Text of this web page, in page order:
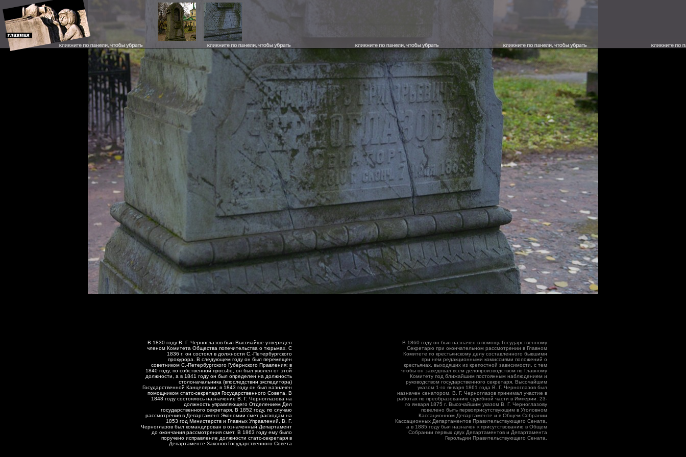
В 1830 году В. Г. Черноглазов был Высочайше утвержден
членом Комитета Общества попечительства о тюрьмах. С
1836 г. он состоял в должности С.-Петербургского
прокурора. В следующем году он был перемещен
советником С.-Петербургского Губернского Правления; в
1840 году, по собственной просьбе, он был уволен от этой
должности, а в 1841 году он был определен на должность
столоначальника (впоследствии экспедитора)
Государственной Канцелярии; в 1843 году он был назначен
помощником статс-секретаря Государственного Совета. В
1848 году состоялось назначение В. Г. Черноглазова на
должность управляющего Отделением Дел
государственного секретаря. В 1852 году, по случаю
рассмотрения в Департамент Экономии смет расходам на
1853 год Министерств и Главных Управлений, В. Г.
Черноглазов был командирован в означенный Департамент
до окончания рассмотрения смет. В 1863 году ему было
поручено исправление должности статс-секретаря в
Департаменте Законов Государственного Совета
В 1860 году он был назначен в помощь Государственному
Секретарю при окончательном рассмотрении в Главном
Комитете по крестьянскому делу составленного бывшими
при нем редакционными комиссиями положений о
крестьянах, выходящих из крепостной зависимости, с тем
чтобы он заведовал всем делопроизводством по Главному
Комитету под ближайшим постоянным наблюдением и
руководством государственного секретаря. Высочайшим
указом 1-го января 1861 года В. Г. Черноглазов был
назначен сенатором. В. Г. Черноглазов принимал участие в
работах по преобразованию судебной части в Империи. 23-
го января 1875 г. Высочайшим указом В. Г. Черноглазову
повелено быть первоприсутствующим в Уголовном
Кассационном Департаменте и в Общем Собрании
Кассационных Департаментов Правительствующего Сената,
а в 1885 году был назначен к присутствованию в Общем
Собрании первых двух Департаментов и Департамента
Герольдии Правительствующего Сената.